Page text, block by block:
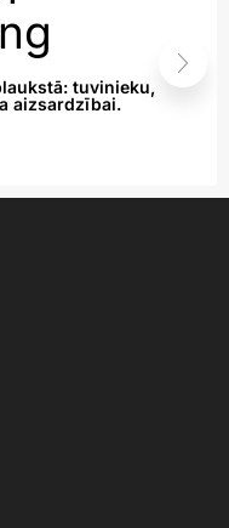
tuvinieku,
aizsardzībai.